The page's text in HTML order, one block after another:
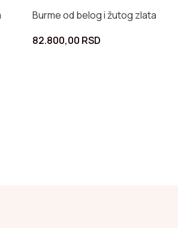
Burme od belog i žutog zlata
82.800,00 RSD